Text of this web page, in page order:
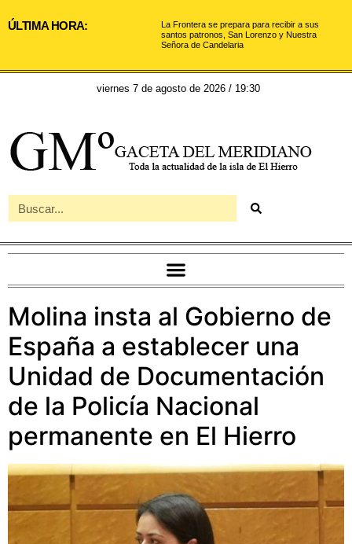
ÚLTIMA HORA:
La Frontera se prepara para recibir a sus
santos patronos, San Lorenzo y Nuestra
Señora de Candelaria
viernes 7 de agosto de 2026 / 19:30
Molina insta al Gobierno de
España a establecer una
Unidad de Documentación
de la Policía Nacional
permanente en El Hierro